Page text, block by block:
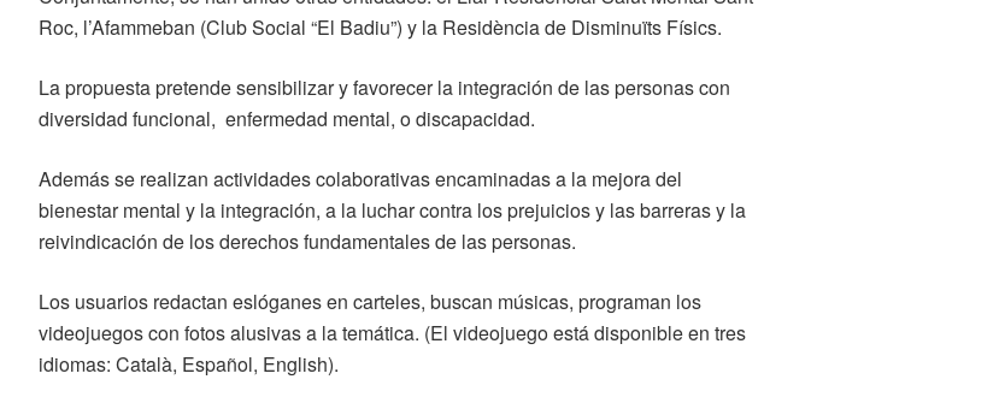
Roc, l’Afammeban (Club Social “El Badiu”) y la Residència de Disminuïts Físics.
La propuesta pretende sensibilizar y favorecer la integración de las personas con
diversidad funcional, enfermedad mental, o discapacidad.
Además se realizan actividades colaborativas encaminadas a la mejora del
bienestar mental y la integración, a la luchar contra los prejuicios y las barreras y la
reivindicación de los derechos fundamentales de las personas.
Los usuarios redactan eslóganes en carteles, buscan músicas, programan los
videojuegos con fotos alusivas a la temática. (El videojuego está disponible en tres
idiomas: Català, Español, English).